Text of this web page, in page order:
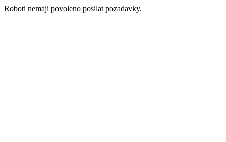
Roboti nemaji povoleno posilat pozadavky.